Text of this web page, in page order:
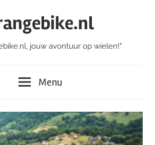
jouw avontuur op wielen!"
Menu